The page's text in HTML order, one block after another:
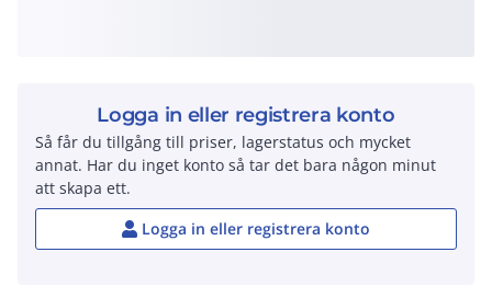
Logga in eller registrera konto
Så får du tillgång till priser, lagerstatus och mycket
annat. Har du inget konto så tar det bara någon minut
att skapa ett.
Logga in eller registrera konto